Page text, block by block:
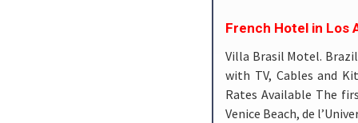
French Hotel in Los
Villa Brasil Motel.
with TV, Cables and
Rates Available The
Venice Beach, de